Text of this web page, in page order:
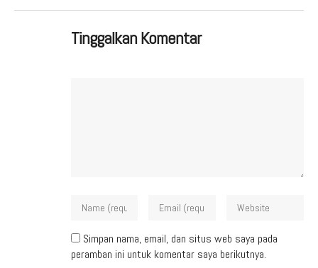
Tinggalkan Komentar
Simpan nama, email, dan situs web saya pada
peramban ini untuk komentar saya berikutnya.